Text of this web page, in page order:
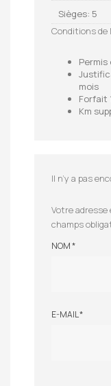
Sièges: 5
Conditions de
mois
Forfait
Km
Il n’y a pas
Votre adresse
champs
NOM*
E-MAIL*